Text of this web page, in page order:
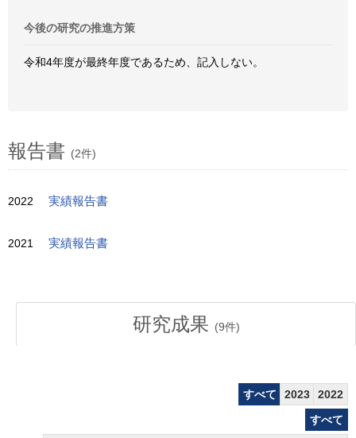
今後の研究の推進方策
令和4年度が最終年度であるため、記入しない。
報告書 (2件)
2022 実績報告書
2021 実績報告書
研究成果 (9件)
すべて 2023
2022
すべて